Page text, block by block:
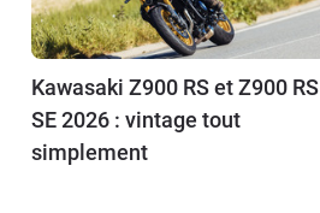
Kawasaki Z900 RS et Z900 RS
SE 2026 : vintage tout
simplement